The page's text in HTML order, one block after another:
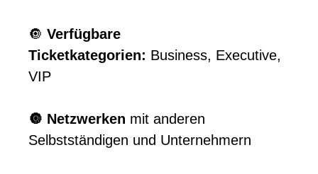
🔘 Verfügbare
Ticketkategorien: Business, Executive,
VIP
🔘 Netzwerken mit anderen
Selbstständigen und Unternehmern